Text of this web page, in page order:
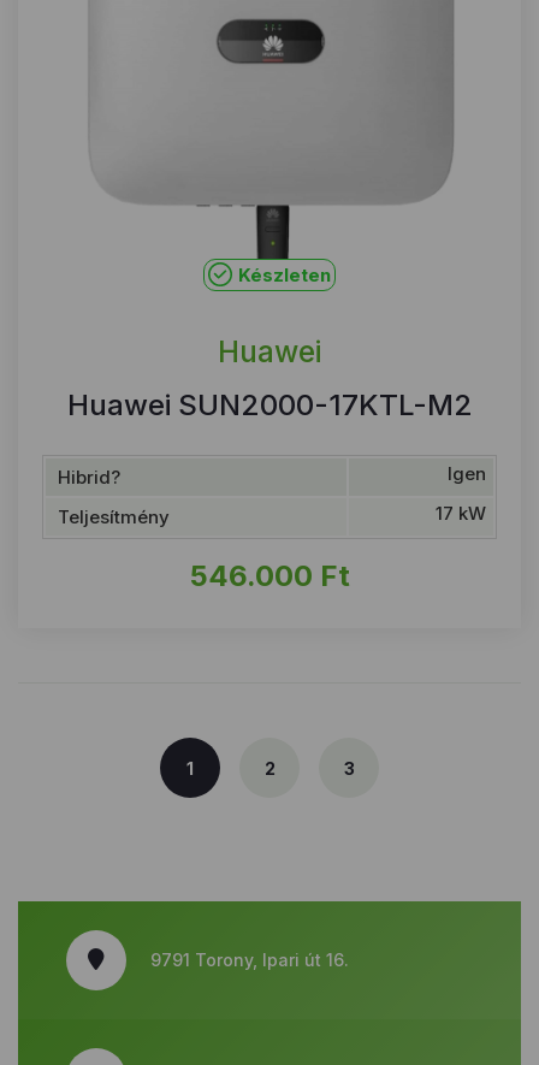
Készleten
Huawei
Huawei SUN2000-17KTL-M2
Hibrid?
Igen
Teljesítmény
17 kW
546.000 Ft
1 2 3
9791 Torony, Ipari út 16.